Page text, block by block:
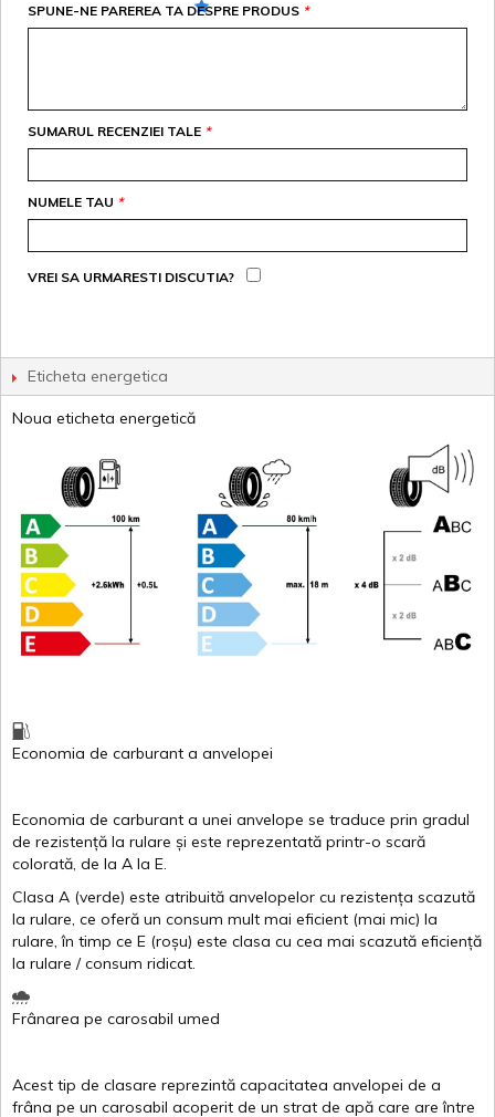
*
SPUNE-NE PAREREA TA DESPRE PRODUS
*
SUMARUL RECENZIEI TALE
*
NUMELE TAU
VREI SA URMARESTI DISCUTIA?
Eticheta energetica
Noua eticheta energetică
Economia de carburant a anvelopei
Economia de carburant a unei anvelope se traduce prin gradul
de rezistență la rulare și este reprezentată printr-o scară
colorată, de la A la E.
Clasa A (verde) este atribuită anvelopelor cu rezistența scazută
la rulare, ce oferă un consum mult mai eficient (mai mic) la
rulare,în timp ce E (roșu) este clasa cu cea mai scazută eficiență
la rulare /consum ridicat.
Frânarea pe carosabil umed
Acest tip de clasare reprezintă capacitatea anvelopei de a
frâna pe un carosabil acoperit de un strat de apă care areîntre